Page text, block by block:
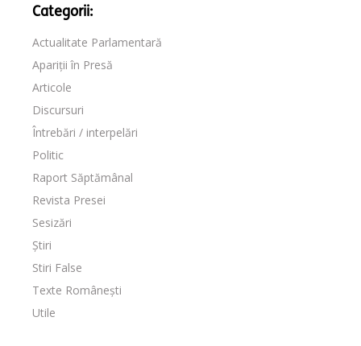
Categorii:
Actualitate Parlamentară
Apariții în Presă
Articole
Discursuri
Întrebări / interpelări
Politic
Raport Săptămânal
Revista Presei
Sesizări
Știri
Stiri False
Texte Românești
Utile